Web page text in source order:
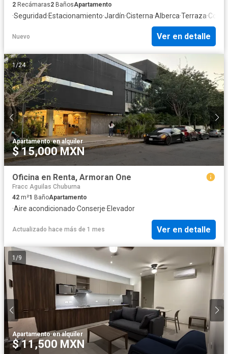
2 Recámaras2 BañosApartamento
·Seguridad·Estacionamiento·Jardín·Cisterna·Alberca·Terraza·
Nuevo Ver en detalle
1/24
Apartamento·en alquiler
$ 15,000 MXN
Oficina en Renta, Armoran One
Fracc Aguilas Chuburna
42 m²1 BañoApartamento
·Aire acondicionado·Conserje·Elevador
Actualizado hace más de 1 mes Ver en detalle
1 /9
Apartamento·en alquiler
$ 11,500 MXN